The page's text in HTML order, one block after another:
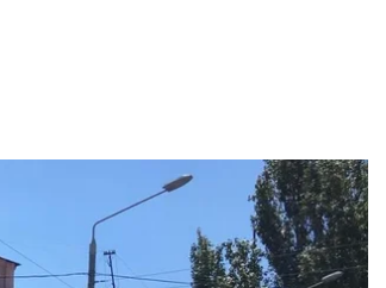
из финансовых учреждений города, 7 июля
полиция объявила